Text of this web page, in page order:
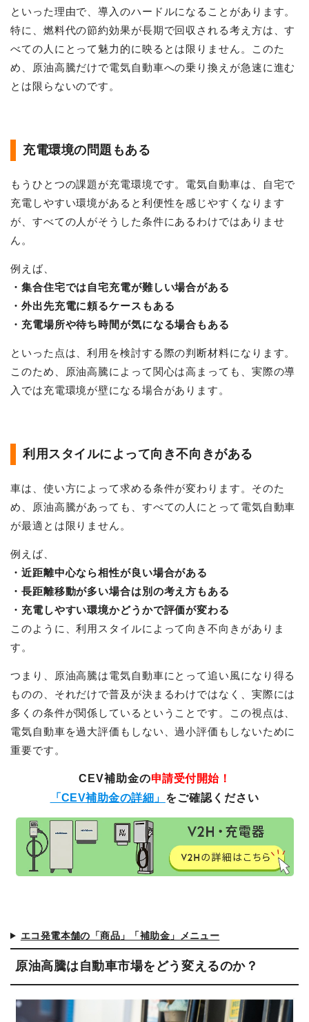
といった理由で、導入のハードルになることがあります。
特に、燃料代の節約効果が長期で回収される考え方は、す
べての人にとって魅力的に映るとは限りません。このた
め、原油高騰だけで電気自動車への乗り換えが急速に進む
とは限らないのです。
充電環境の問題もある
もうひとつの課題が充電環境です。電気自動車は、自宅で
充電しやすい環境があると利便性を感じやすくなります
が、すべての人がそうした条件にあるわけではありませ
ん。
例えば、
・集合住宅では自宅充電が難しい場合がある
・外出先充電に頼るケースもある
・充電場所や待ち時間が気になる場合もある
といった点は、利用を検討する際の判断材料になります。
このため、原油高騰によって関心は高まっても、実際の導
入では充電環境が壁になる場合があります。
利用スタイルによって向き不向きがある
車は、使い方によって求める条件が変わります。そのた
め、原油高騰があっても、すべての人にとって電気自動車
が最適とは限りません。
例えば、
・近距離中心なら相性が良い場合がある
・長距離移動が多い場合は別の考え方もある
・充電しやすい環境かどうかで評価が変わる
このように、利用スタイルによって向き不向きがありま
す。
つまり、原油高騰は電気自動車にとって追い風になり得る
ものの、それだけで普及が決まるわけではなく、実際には
多くの条件が関係しているということです。この視点は、
電気自動車を過大評価もしない、過小評価もしないために
重要です。
CEV補助金の申請受付開始！
「CEV補助金の詳細」 をご確認ください
エコ発電本舗の「商品」「補助金」メニュー
原油高騰は自動車市場をどう変えるのか？